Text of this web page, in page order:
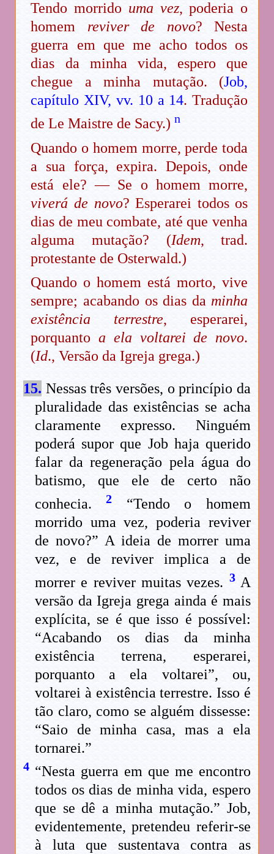
Tendo morrido uma vez, poderia o
homem reviver de novo? Nesta
guerra em que me acho todos os
dias da minha vida, espero que
chegue a minha mutação. (Job,
capítulo XIV, vv. 10 a 14. Tradução
de Le Maistre de Sacy.)n
Quando o homem morre, perde toda
a sua força, expira. Depois, onde
está ele? — Se o homem morre,
viverá de novo? Esperarei todos os
dias de meu combate, até que venha
alguma mutação? (Idem, trad.
protestante de Osterwald.)
Quando o homem está morto, vive
sempre; acabando os dias da minha
existência terrestre, esperarei,
porquantoa ela voltarei de novo.
(Id., Versão da Igreja grega.)
15. Nessas três versões, o princípio da
pluralidade das existências se acha
claramente expresso. Ninguém
poderá supor que Job haja querido
falar da regeneração pela água do
batismo, que ele de certo não
conhecia.2
“Tendo o homem
morrido uma vez, poderia reviver
de novo?” A ideia de morrer uma
vez, e de reviver implica a de
morrer e reviver muitas vezes. 3A
versão da Igreja grega ainda é mais
explícita, se é que isso é possível:
“Acabando os dias da minha
existência terrena, esperarei,
porquanto a ela voltarei”, ou,
voltarei à existência terrestre. Isso é
tão claro, como se alguém dissesse:
“Saio de minha casa, mas a ela
tornarei.”
4 “Nesta guerra em que me encontro
todos os dias de minha vida, espero
que se dê a minha mutação.” Job,
evidentemente, pretendeu referir-se
à luta que sustentava contra as